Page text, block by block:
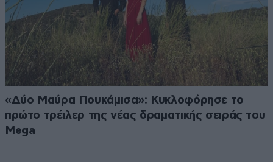
«Δύο Μαύρα Πουκάμισα»: Κυκλοφόρησε το
πρώτο τρέιλερ της νέας δραματικής σειράς του
Mega